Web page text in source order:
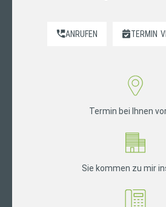
ANRUFEN TERMIN
Termin bei Ihnen
Sie kommen zu mir